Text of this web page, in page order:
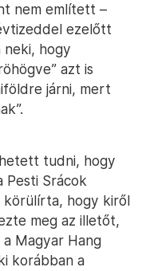
nem említett –
ezelőtt
hogy
azt is
járni, mert
tudni, hogy
Pesti Srácok
körülírta, hogy kiről
meg az illetőt,
Magyar Hang
korábban a